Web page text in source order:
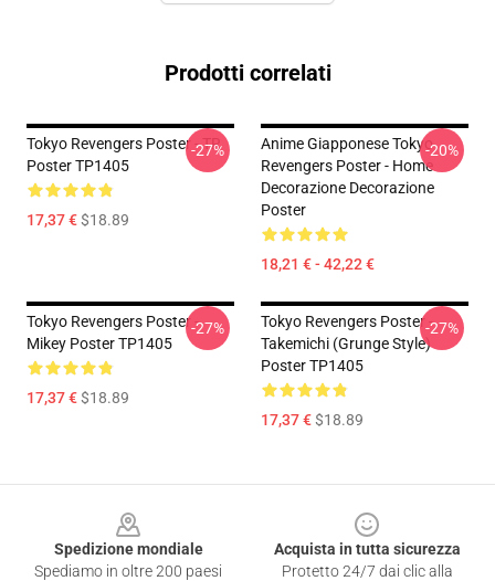
Prodotti correlati
Tokyo Revengers Poster - TR
Poster TP1405
17,37 €$18.89
-27%
Anime Giapponese Tokyo
Revengers Poster - Home
Decorazione Decorazione
Poster
18,21 € - 42,22 €
-20%
Tokyo Revengers Poster -
Mikey Poster TP1405
17,37 €$18.89
-27%
Tokyo Revengers Poster -
Takemichi (Grunge Style)
Poster TP1405
17,37 €$18.89
-27%
Spedizione mondiale
Spediamo in oltre 200 paesi
Acquista in tutta sicurezza
Protetto 24/7 dai clic alla